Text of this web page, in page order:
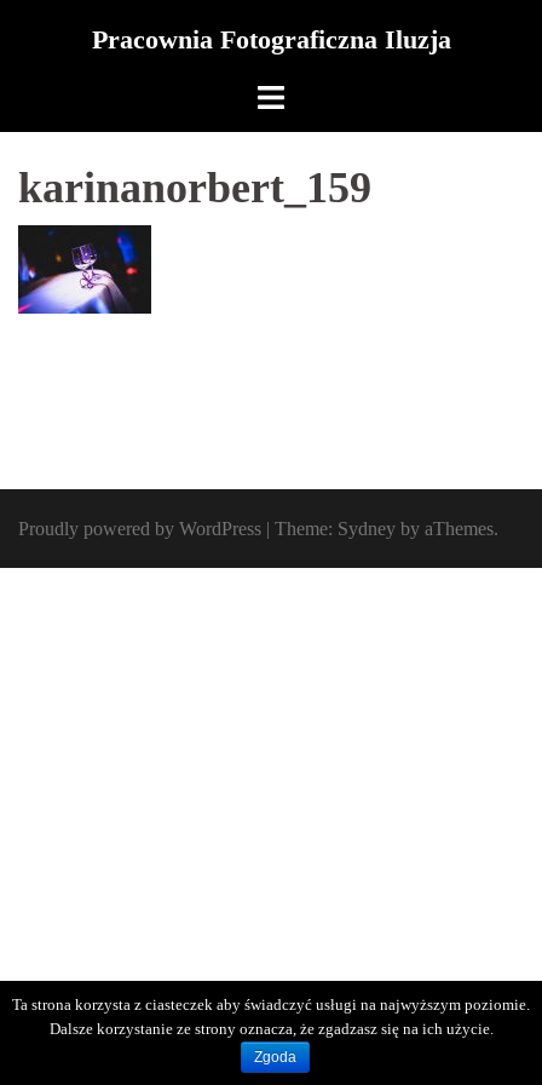
Pracownia Fotograficzna Iluzja
karinanorbert_159
Proudly powered by WordPress | Theme: Sydney by aThemes.
Ta strona korzysta z ciasteczek aby świadczyć usługi na najwyższym poziomie.
Dalsze korzystanie ze strony oznacza, że zgadzasz się na ich użycie.
Zgoda